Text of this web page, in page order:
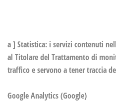
a ] Statistica: i servizi contenuti
al Titolare del Trattamento di
traffico e servono a tener traccia
Google Analytics (Google)